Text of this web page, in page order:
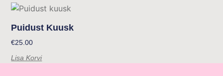
Puidust Kuusk
€25.00
Lisa Korvi